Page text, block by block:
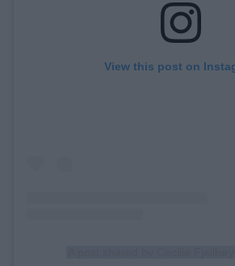
View this post on